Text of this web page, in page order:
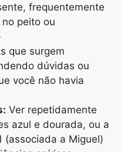
frequentemente
peito ou
que surgem
dúvidas ou
você não havia
Ver repetidamente
azul e dourada, ou a
(associada a Miguel)